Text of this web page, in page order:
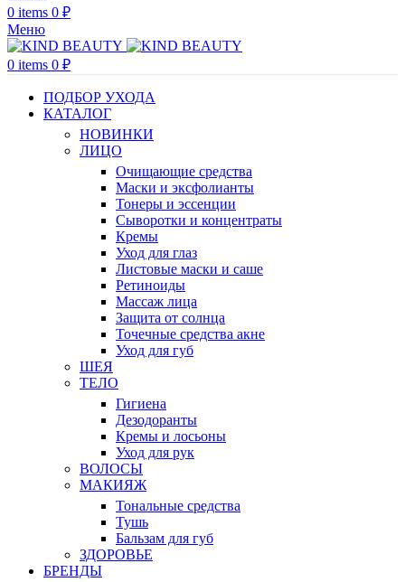
0 items 0 ₽
Меню
0 items 0 ₽
ПОДБОР УХОДА
КАТАЛОГ
НОВИНКИ
ЛИЦО
Очищающие средства
Маски и эксфолианты
Тонеры и эссенции
Сыворотки и концентраты
Кремы
Уход для глаз
Листовые маски и саше
Ретиноиды
Массаж лица
Защита от солнца
Точечные средства акне
Уход для губ
ШЕЯ
ТЕЛО
Гигиена
Дезодоранты
Кремы и лосьоны
Уход для рук
ВОЛОСЫ
МАКИЯЖ
Тональные средства
Тушь
Бальзам для губ
ЗДОРОВЬЕ
БРЕНДЫ